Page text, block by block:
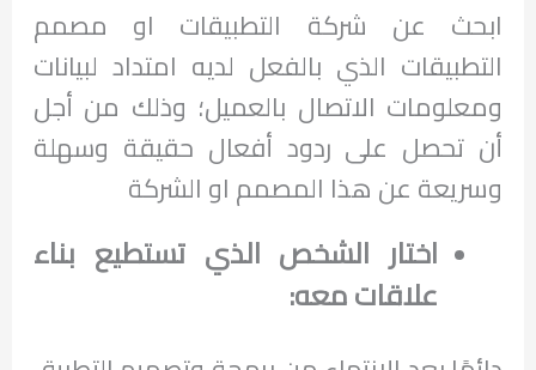
ابحث عن شركة التطبيقات او مصمم
التطبيقات الذي بالفعل لديه امتداد لبيانات
ومعلومات الاتصال بالعميل؛ وذلك من أجل
أن تحصل على ردود أفعال حقيقة وسهلة
وسريعة عن هذا المصمم او الشركة
اختار الشخص الذي تستطيع بناء
علاقات معه: